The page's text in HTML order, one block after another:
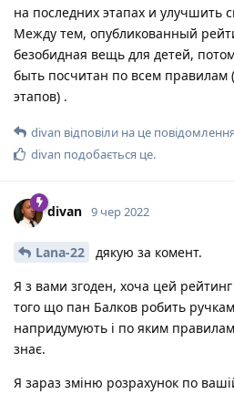
на последних этапах и улучшить
Между тем, опубликованный
безобидная вещь для детей,
быть посчитан по всем правилам
этапов) .
divan відповіли на це
divan подобається це.
divan 9 чер 2022
Lana-22
дякую за комент.
Я з вами згоден, хоча цей
того що пан Балков робить
напридумують і по яким правилам
знає.
Я зараз зміню розрахунок по